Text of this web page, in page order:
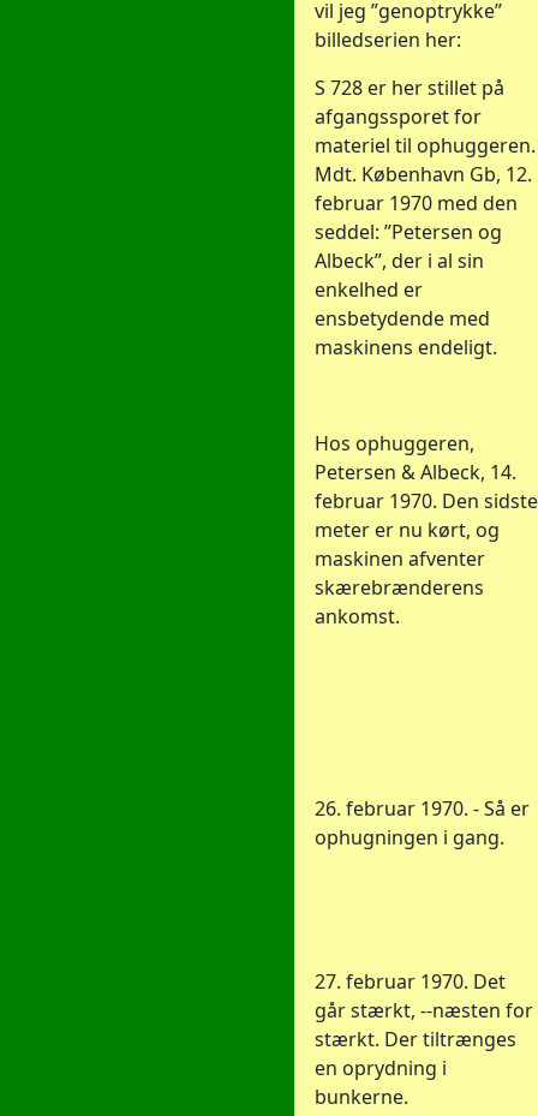
vil jeg ”genoptrykke”
billedserien her:
S 728 er her stillet på
afgangssporet for
materiel til ophuggeren.
Mdt. København Gb, 12.
februar 1970 med den
seddel: ”Petersen og
Albeck”, der i al sin
enkelhed er
ensbetydende med
maskinens endeligt.
Hos ophuggeren,
Petersen & Albeck, 14.
februar 1970. Den sidste
meter er nu kørt, og
maskinen afventer
skærebrænderens
ankomst.
26. februar 1970. - Så er
ophugningen i gang.
27. februar 1970. Det
går stærkt, --næsten for
stærkt. Der tiltrænges
en oprydning i
bunkerne.